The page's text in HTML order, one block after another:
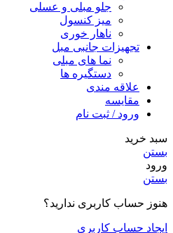
جلو مبلی و عسلی
میز کنسول
ناهار خوری
تجهیزات جانبی مبل
نما های مبلی
دستگیره ها
علاقه مندی
مقایسه
ورود / ثبت نام
سبد خرید
بستن
ورود
بستن
هنوز حساب کاربری ندارید؟
ایجاد حساب کاربری